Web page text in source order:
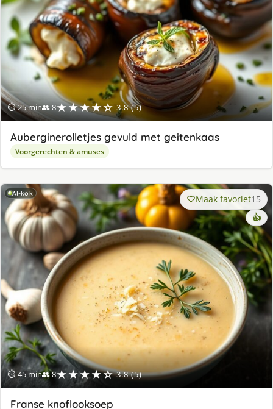
⏱ 25 min👥 8★★★★☆ 3.8 (5)
Auberginerolletjes gevuld met geitenkaas
Voorgerechten & amuses
AI-kok
⏱ 45 min👥 8★★★★☆ 3.8 (5)
Maak favoriet15
👍
Franse knoflooksoep